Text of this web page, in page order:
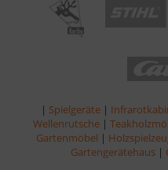
| Spielgeräte |
Wellenrutsche |
Gartenmöbel |
Gartengerätehaus |